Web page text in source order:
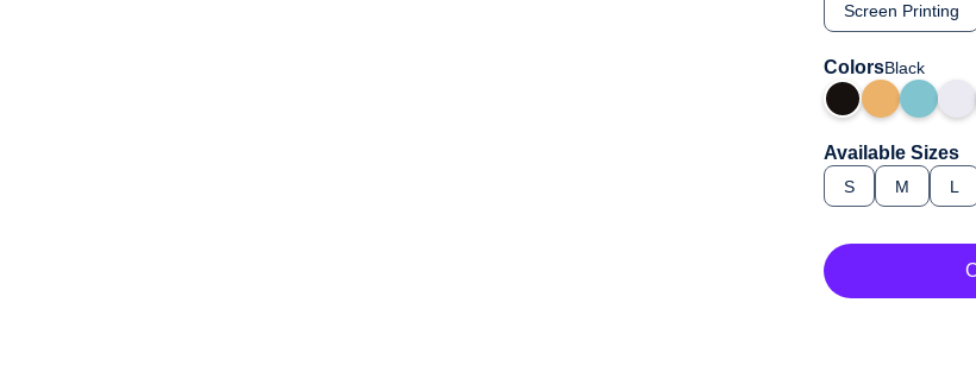
Screen Printing
ColorsBlack
Available Sizes
S M L